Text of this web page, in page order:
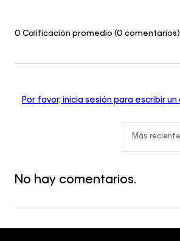
0 Calificación promedio (0 comentarios)
Por favor, inicia sesión para escribir
Más reciente
No hay comentarios.